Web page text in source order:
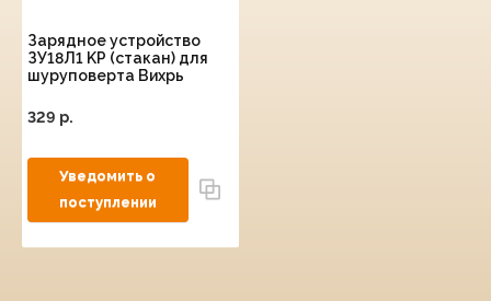
Зарядное устройство
ЗУ18Л1 KP (стакан) для
шуруповерта Вихрь
329 p.